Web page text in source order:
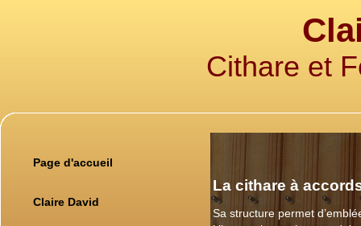
Cithare et
Page d'accueil
Claire David
La cithare à
Sa structure permet